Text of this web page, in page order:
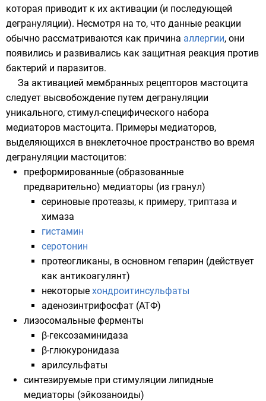
которая приводит к их активации (и последующей
дегрануляции). Несмотря на то, что данные реакции
обычно рассматриваются как причина аллергии, они
появились и развивались как защитная реакция против
бактерий и паразитов.
За активацией мембранных рецепторов мастоцита
следует высвобождение путем дегрануляции
уникального, стимул-специфического набора
медиаторов мастоцита. Примеры медиаторов,
выделяющихся в внеклеточное пространство во время
дегрануляции мастоцитов:
преформированные (образованные
предварительно) медиаторы (из гранул)
сериновые протеазы, к примеру, триптаза и
химаза
гистамин
серотонин
протеогликаны, в основном гепарин (действует
как антикоагулянт)
некоторые хондроитинсульфаты
аденозинтрифосфат (АТФ)
лизосомальные ферменты
β-гексозаминидаза
β-глюкуронидаза
арилсульфаты
синтезируемые при стимуляции липидные
медиаторы (эйкозаноиды)